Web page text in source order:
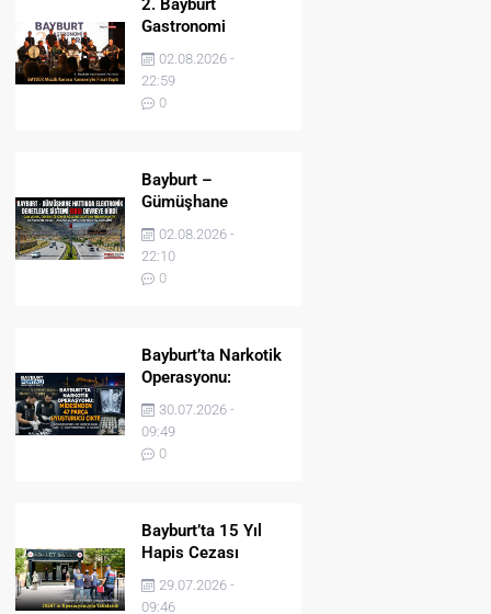
2. Bayburt
Gastronomi
Festivali BAYDER
Müzik Korosu
Konseriyle Final
Yaptı
02.08.2026 -
22:59
0
Bayburt –
Gümüşhane
Hattında Elektronik
Denetleme Sistemi
(EDS) Devreye Girdi
02.08.2026 -
22:10
0
Bayburt’ta Narkotik
Operasyonu:
Midesinden 47
Parça Uyuşturucu
Çıktı!
30.07.2026 -
09:49
0
Bayburt’ta 15 Yıl
Hapis Cezası
Bulunan Şahıs
JASAT’ın
29.07.2026 -
09:46